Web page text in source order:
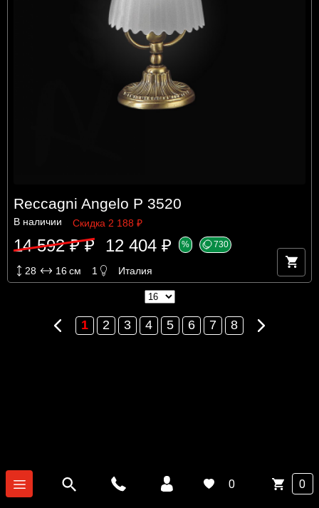
Reccagni Angelo P 3520
В наличии Скидка 2 188 ₽
14 592 ₽ ₽ 12 404 ₽ % 730
28 16см 1 Италия
Предыдущая
1 2 3 4 5 6 7 8 Следующая
0 0